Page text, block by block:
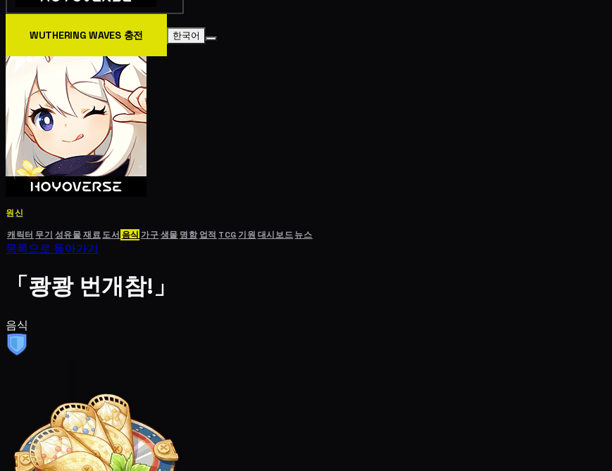
WUTHERING WAVES 충전 한국어
원신
캐릭터 무기 성유물재료도서 음식 가구생물 명함 업적 TCG기원 대시보드뉴스
목록으로 돌아가기
「쾅쾅 번개참!」
음식